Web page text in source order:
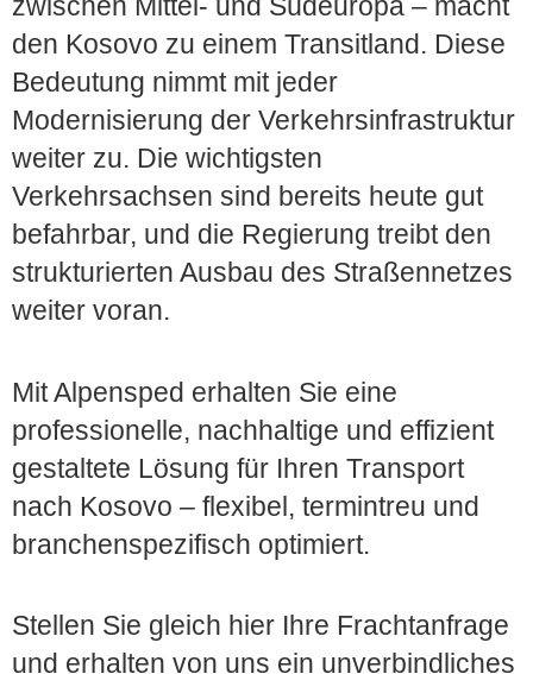
den Kosovo zu einem Transitland. Diese
Bedeutung nimmt mit jeder
Modernisierung der Verkehrsinfrastruktur
weiter zu. Die wichtigsten
Verkehrsachsen sind bereits heute gut
befahrbar, und die Regierung treibt den
strukturierten Ausbau des Straßennetzes
weiter voran.
Mit Alpensped erhalten Sie eine
professionelle, nachhaltige und effizient
gestaltete Lösung für Ihren Transport
nach Kosovo – flexibel, termintreu und
branchenspezifisch optimiert.
Stellen Sie gleich hier Ihre Frachtanfrage
und erhalten von uns ein unverbindliches